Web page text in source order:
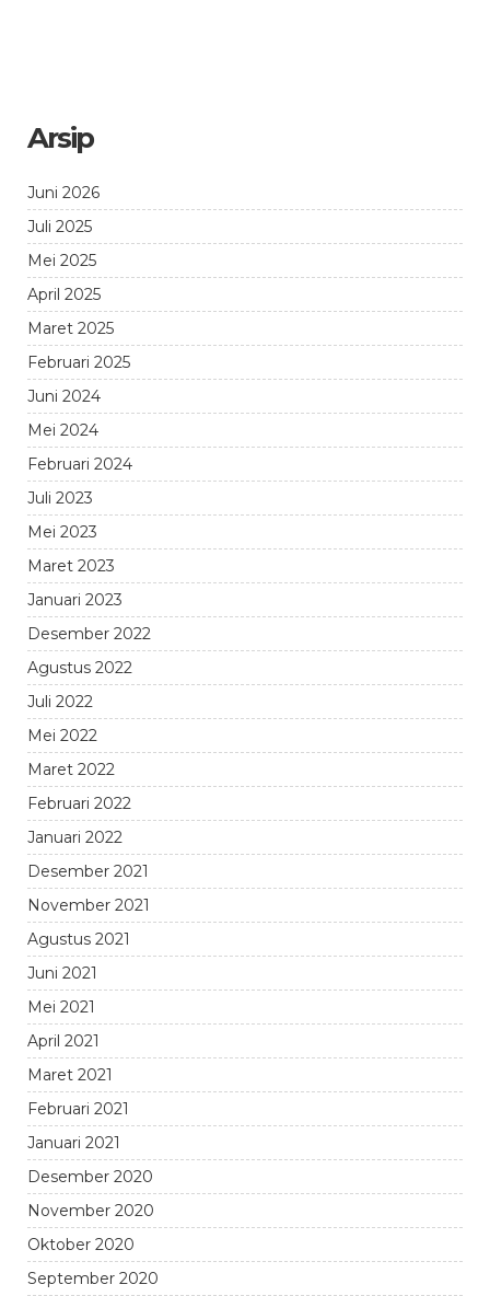
Arsip
Juni 2026
Juli 2025
Mei 2025
April 2025
Maret 2025
Februari 2025
Juni 2024
Mei 2024
Februari 2024
Juli 2023
Mei 2023
Maret 2023
Januari 2023
Desember 2022
Agustus 2022
Juli 2022
Mei 2022
Maret 2022
Februari 2022
Januari 2022
Desember 2021
November 2021
Agustus 2021
Juni 2021
Mei 2021
April 2021
Maret 2021
Februari 2021
Januari 2021
Desember 2020
November 2020
Oktober 2020
September 2020